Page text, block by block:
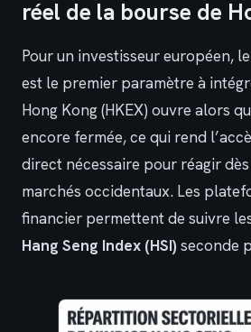
réel de la bourse de
Pour un investisseur européen,
est le premier paramètre à
Hong Kong (HKEX) ouvre alors
encore fermée, ce qui rend
direct nécessaire pour réagir
marchés occidentaux. Les
financier permettent de suivre
Hang Seng Index (HSI) seconde